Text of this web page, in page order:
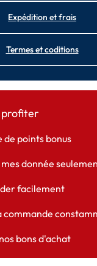
Expédition et frais
Termes et coditions
de points bonus
donnée
facilement
commande
bons d'achat